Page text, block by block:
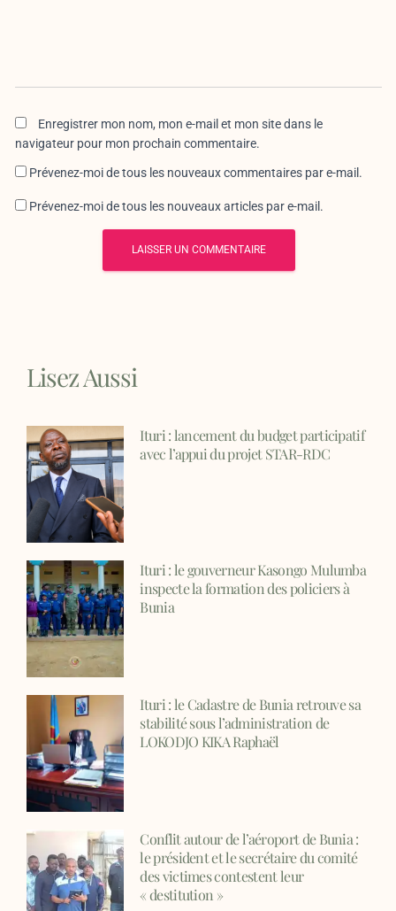
Enregistrer mon nom, mon e-mail et mon site dans le
navigateur pour mon prochain commentaire.
Prévenez-moi de tous les nouveaux commentaires par e-mail.
Prévenez-moi de tous les nouveaux articles par e-mail.
Lisez Aussi
Ituri : lancement du budget participatif
avec l’appui du projet STAR-RDC
Ituri : le gouverneur Kasongo Mulumba
inspecte la formation des policiers à
Bunia
Ituri : le Cadastre de Bunia retrouve sa
stabilité sous l’administration de
LOKODJO KIKA Raphaël
Conflit autour de l’aéroport de Bunia :
le président et le secrétaire du comité
des victimes contestent leur
« destitution »